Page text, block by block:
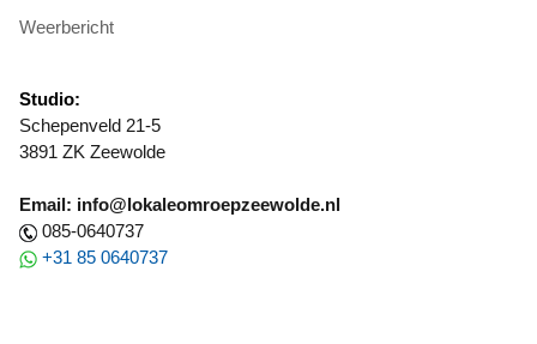
Weerbericht
Studio:
Schepenveld 21-5
3891 ZK Zeewolde
Email: info@lokaleomroepzeewolde.nl
085-0640737
+31 85 0640737